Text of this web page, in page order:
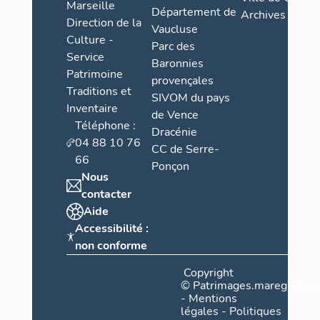
Marseille
Direction de la
Culture -
Service
Patrimoine
Traditions et
Inventaire
Téléphone :
04 88 10 76
66
Nous
contacter
Aide
Accessibilité :
non conforme
Département de
Vaucluse
Parc des
Baronnies
provençales
SIVOM du pays
de Vence
Dracénie
CC de Serre-
Ponçon
Archives
Copyright
©
- Mentions
légales - Politiques